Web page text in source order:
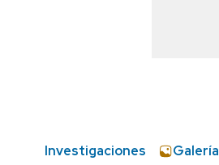
Investigaciones
Galería